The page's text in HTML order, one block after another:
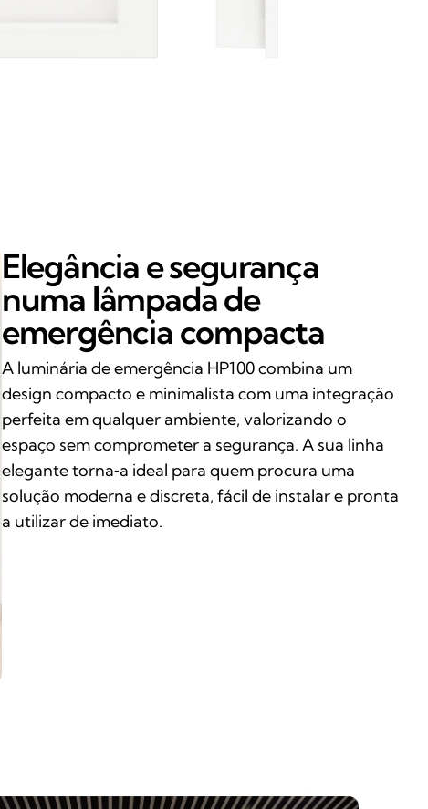
Elegância e segurança
numa lâmpada de
emergência compacta
A luminária de emergência HP100 combina um
design compacto e minimalista com uma integração
perfeita em qualquer ambiente, valorizando o
espaço sem comprometer a segurança. A sua linha
elegante torna‑a ideal para quem procura uma
solução moderna e discreta, fácil de instalar e pronta
a utilizar de imediato.